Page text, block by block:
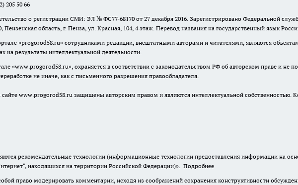
205 50 66
о регистрации СМИ: ЭЛ № ФС77-68170 от 27 декабря 2016. Зарегистрировано Федеральной
область, г. Пенза, ул. Красная, 104, 4 этаж. Перевод названия на государственный язык
«progorod58.ru» сотрудниками редакции, внештатными авторами и читателями, являются
на результаты интеллектуальной деятельности.
«www.progorod58.ru», охраняется в соответствии с законодательством РФ об авторском праве и
не иначе, как с письменного разрешения правообладателя.
www.progorod58.ru защищены авторским правом и являются интеллектуальной собственностью.
рекомендательные технологии (информационные технологии предоставления информации на
находящихся на территории Российской Федерации)». Подробнее
право модерировать комментарии, исходя из соображений сохранения конструктивности